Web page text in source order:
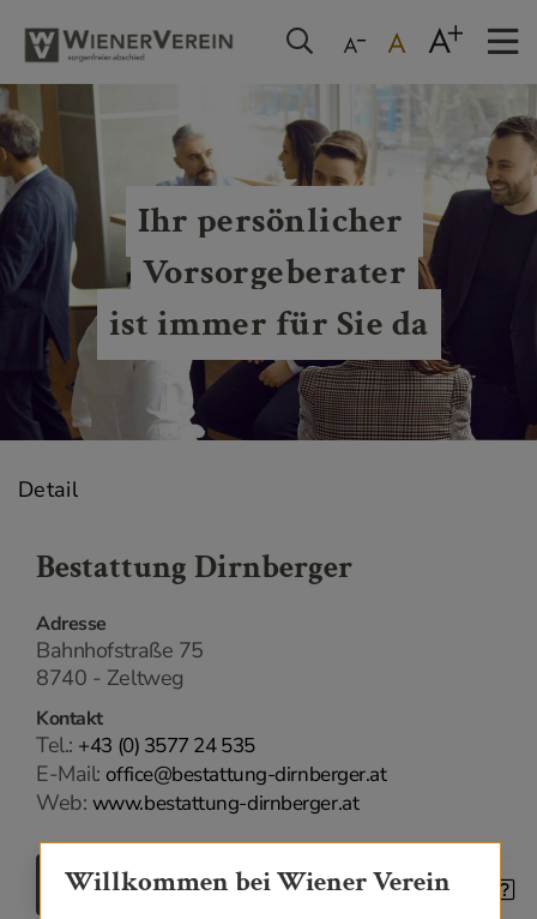
Ihr persönlicher
Vorsorgeberater
ist immer für Sie da
Detail
Bestattung Dirnberger
Adresse
Bahnhofstraße 75
8740 - Zeltweg
Kontakt
Tel.: +43 (0) 3577 24 535
E-Mail: office@bestattung-dirnberger.at
Web: www.bestattung-dirnberger.at
ZURÜCK
Willkommen bei Wiener Verein